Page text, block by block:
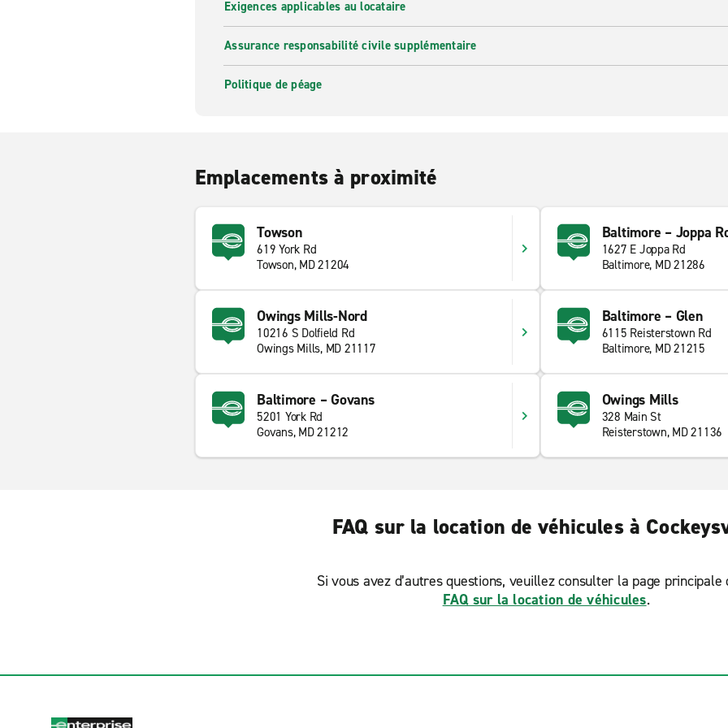
Exigences applicables au locataire
Assurance responsabilité civile supplémentaire
Politique de péage
Emplacements à proximité
Towson
619 York Rd
Towson, MD 21204
Baltimore – Joppa
1627 E Joppa Rd
Baltimore, MD 21286
Owings Mills-Nord
10216 S Dolfield Rd
Owings Mills, MD 21117
Baltimore – Glen
6115 Reisterstown Rd
Baltimore, MD 21215
Baltimore – Govans
5201 York Rd
Govans, MD 21212
Owings Mills
328 Main St
Reisterstown, MD 21136
FAQ sur la location de véhicules à
Si vous avez d’autres questions, veuillez consulter la page principale
FAQ sur la location de véhicules.